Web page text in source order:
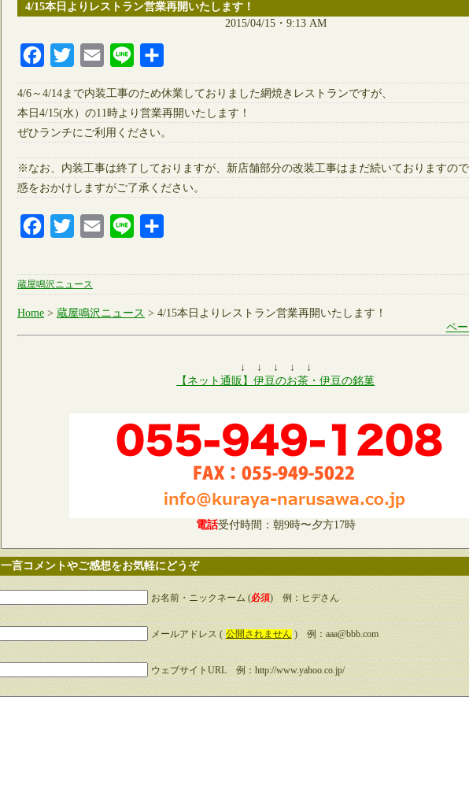
4/15本日よりレストラン営業再開いたします！
2015/04/15・9:13 AM
FacebookTwitter Email Line
4/6～4/14まで内装工事のため休業しておりました網焼きレストランですが、
本日4/15(水）の11時より営業再開いたします！
ぜひランチにご利用ください。
※なお、内装工事は終了しておりますが、新店舗部分の改装工事はまだ続いておりますの
惑をおかけしますがご了承ください。
FacebookTwitter Email Line
蔵屋鳴沢ニュース
Home > 蔵屋鳴沢ニュース > 4/15本日よりレストラン営業再開いたします！
ペ
↓ ↓ ↓ ↓ ↓
【ネット通販】伊豆のお茶・伊豆の銘菓
電話受付時間：朝9時〜夕方17時
一言コメントやご感想をお気軽にどうぞ
お名前・ニックネーム (必須) 例：ヒデさん
メールアドレス ( 公開されません ) 例：aaa@bbb.com
ウェブサイトURL 例：http://www.yahoo.co.jp/